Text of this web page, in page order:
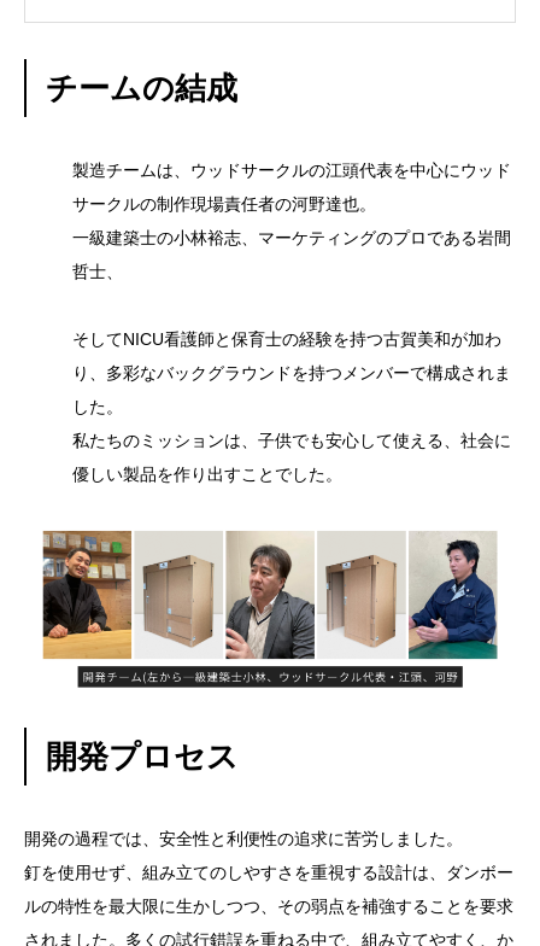
チームの結成
製造チームは、ウッドサークルの江頭代表を中心にウッド
サークルの制作現場責任者の河野達也。
一級建築士の小林裕志、マーケティングのプロである岩間
哲士、
そしてNICU看護師と保育士の経験を持つ古賀美和が加わ
り、多彩なバックグラウンドを持つメンバーで構成されま
した。
私たちのミッションは、子供でも安心して使える、社会に
優しい製品を作り出すことでした。
開発プロセス
開発の過程では、安全性と利便性の追求に苦労しました。
釘を使用せず、組み立てのしやすさを重視する設計は、ダンボー
ルの特性を最大限に生かしつつ、その弱点を補強することを要求
されました。多くの試行錯誤を重ねる中で、組み立てやすく、か